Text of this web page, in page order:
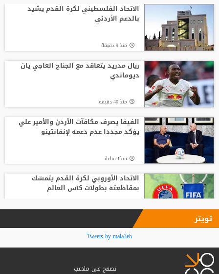
رودري يحسم قراره ويختار وجهته المقبلة
تصريح رسمي يعقد مهمة برشلونة في
صفقة المستقبل
صدام في تدريبات أتلتيكو.. ألفاريز يطالب
سيميوني بتسهيل رحيله لبرشلونة
الاتحاد الفلسطيني لكرة القدم يشيد
بالدعم الأردني
منذ 9 دقيقة
ريال مدريد يتعاقد مع الجناح العاجي يان
ديوماندي
منذ 40 دقيقة
الفيفا يصرف مكافآت الأردن والأمير علي
يؤكد مجددا عدم دعمه لإنفانتينو
منذ1 ساعة
الاتحاد الأوروبي لكرة القدم يتمسّك
بمقاطعته بطولات كأس العالم
نادي الرمثا يستقبل مدربه الجديد غاسانين
استعدادًا للموسم الكروي المقبل
تويتر
Tweets by mala3eb
تصفح في ملاعب